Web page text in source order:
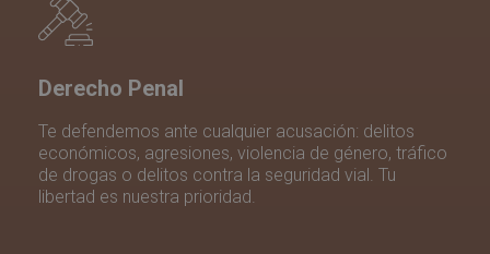
Derecho Penal
Te defendemos ante cualquier acusación: delitos
económicos, agresiones, violencia de género, tráfico
de drogas o delitos contra la seguridad vial. Tu
libertad es nuestra prioridad.